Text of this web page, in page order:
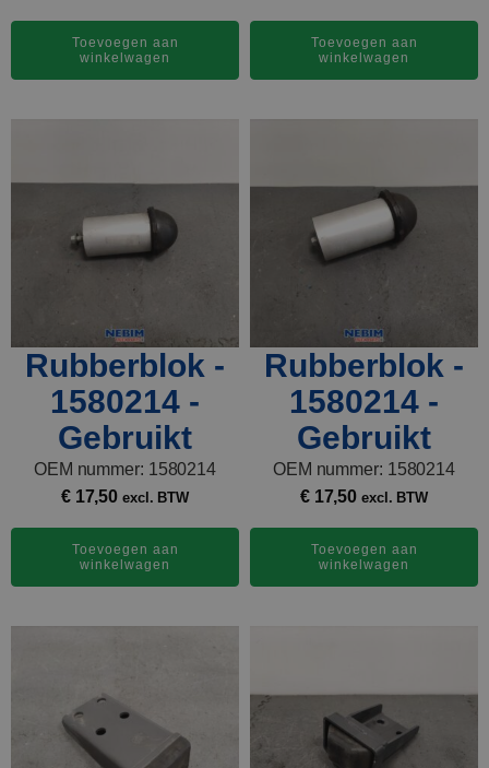
Toevoegen aan
winkelwagen
Toevoegen aan
winkelwagen
Rubberblok -
1580214 -
Gebruikt
OEM nummer: 1580214
€17,50 excl. BTW
Toevoegen aan
winkelwagen
Rubberblok -
1580214 -
Gebruikt
OEM nummer: 1580214
€17,50 excl. BTW
Toevoegen aan
winkelwagen